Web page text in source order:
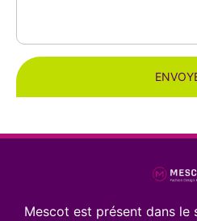
Mescot est présent dans le